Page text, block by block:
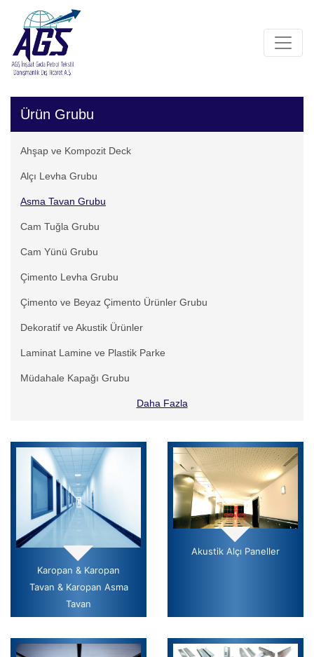
Ürün Grubu
Ahşap ve Kompozit Deck
Alçı Levha Grubu
Asma Tavan Grubu
Cam Tuğla Grubu
Cam Yünü Grubu
Çimento Levha Grubu
Çimento ve Beyaz Çimento Ürünler Grubu
Dekoratif ve Akustik Ürünler
Laminat Lamine ve Plastik Parke
Müdahale Kapağı Grubu
Daha Fazla
Karopan & Karopan
Tavan & Karopan Asma
Tavan
Akustik Alçı Paneller